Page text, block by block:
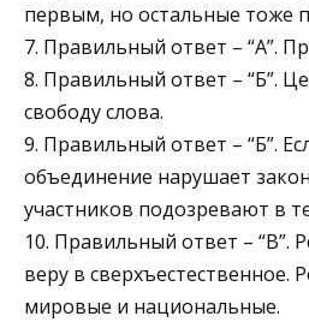
первым, но остальные тоже
7. Правильный ответ – “А”.
8. Правильный ответ – “Б”.
свободу слова.
9. Правильный ответ – “Б”.
объединение нарушает
участников подозревают в
10. Правильный ответ – “В”.
веру в сверхъестественное.
мировые и национальные.